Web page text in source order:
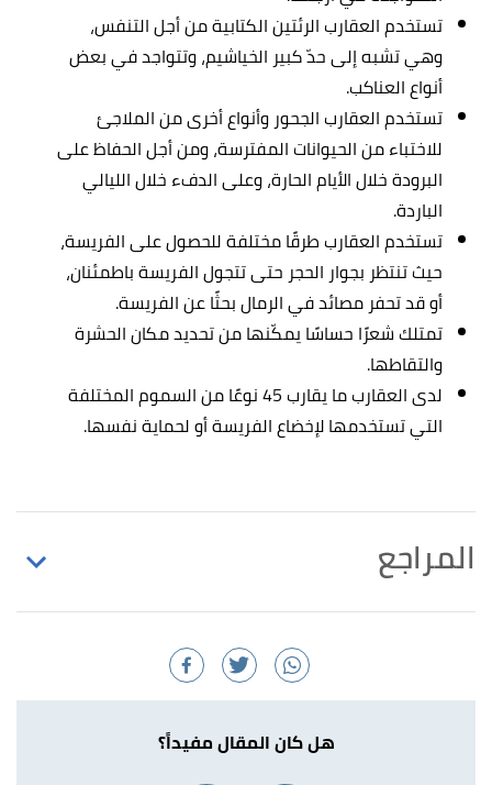
تستخدم العقارب الرئتين الكتابية من أجل التنفس،
وهي تشبه إلى حدّ كبير الخياشيم، وتتواجد في بعض
أنواع العناكب.
تستخدم العقارب الجحور وأنواع أخرى من الملاجئ
للاختباء من الحيوانات المفترسة، ومن أجل الحفاظ على
البرودة خلال الأيام الحارة، وعلى الدفء خلال الليالي
الباردة.
تستخدم العقارب طرقًا مختلفة للحصول على الفريسة،
حيث تنتظر بجوار الحجر حتى تتجول الفريسة باطمئنان،
أو قد تحفر مصائد في الرمال بحثًا عن الفريسة.
تمتلك شعرًا حساسًا يمكّنها من تحديد مكان الحشرة
والتقاطها.
لدى العقارب ما يقارب 45 نوعًا من السموم المختلفة
التي تستخدمها لإخضاع الفريسة أو لحماية نفسها.
المراجع
Retrieved 21/2/2021. Edited.
↑
"Scorpion Species"
,scorpionworlds, Retrieved
22/2/2021. Edited.هل كان المقال مفيداً؟